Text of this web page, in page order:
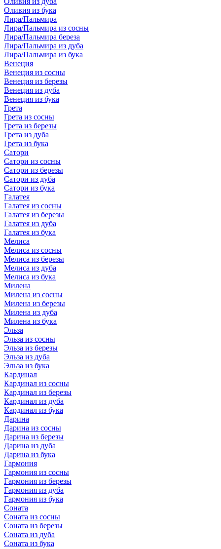
Оливия из бука
Лира/Пальмира
Лира/Пальмира из сосны
Лира/Пальмира береза
Лира/Пальмира из дуба
Лира/Пальмира из бука
Венеция
Венеция из сосны
Венеция из березы
Венеция из дуба
Венеция из бука
Грета
Грета из сосны
Грета из березы
Грета из дуба
Грета из бука
Сатори
Сатори из сосны
Сатори из березы
Сатори из дуба
Сатори из бука
Галатея
Галатея из сосны
Галатея из березы
Галатея из дуба
Галатея из бука
Мелиса
Мелиса из сосны
Мелиса из березы
Мелиса из дуба
Мелиса из бука
Милена
Милена из сосны
Милена из березы
Милена из дуба
Милена из бука
Эльза
Эльза из сосны
Эльза из березы
Эльза из дуба
Эльза из бука
Кардинал
Кардинал из сосны
Кардинал из березы
Кардинал из дуба
Кардинал из бука
Дарина
Дарина из сосны
Дарина из березы
Дарина из дуба
Дарина из бука
Гармония
Гармония из сосны
Гармония из березы
Гармония из дуба
Гармония из бука
Соната
Соната из сосны
Соната из березы
Соната из дуба
Соната из бука